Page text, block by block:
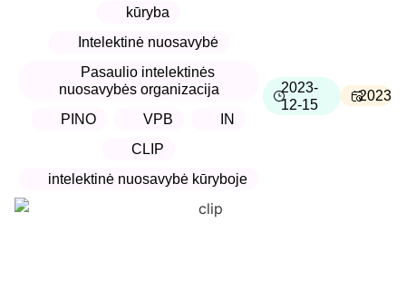
kūryba
Intelektinė nuosavybė
Pasaulio intelektinės
nuosavybės organizacija
PINO
VPB
IN
CLIP
intelektinė nuosavybė kūryboje
2023-
12-15
2023